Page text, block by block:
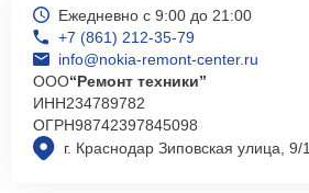
г. Краснодар Зиповская улица, 9/1
Ежедневно с 9:00 до 21:00
+7 (861) 212-35-79
info@nokia-remont-center.ru
ООО“Ремонт техники”
ИНН234789782
ОГРН98742397845098